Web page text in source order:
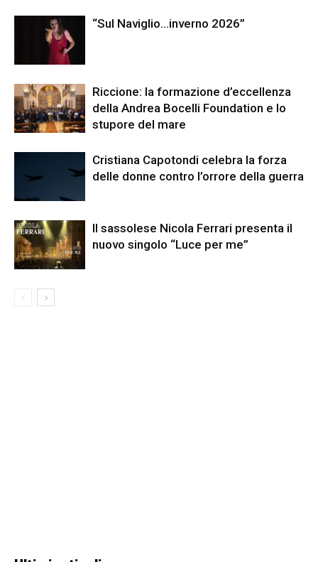
“Sul Naviglio…inverno 2026”
Riccione: la formazione d’eccellenza
della Andrea Bocelli Foundation e lo
stupore del mare
Cristiana Capotondi celebra la forza
delle donne contro l’orrore della guerra
Il sassolese Nicola Ferrari presenta il
nuovo singolo “Luce per me”